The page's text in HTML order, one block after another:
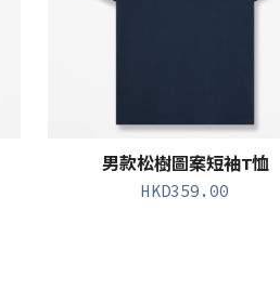
男款松樹圖案短袖T恤
HKD359.00